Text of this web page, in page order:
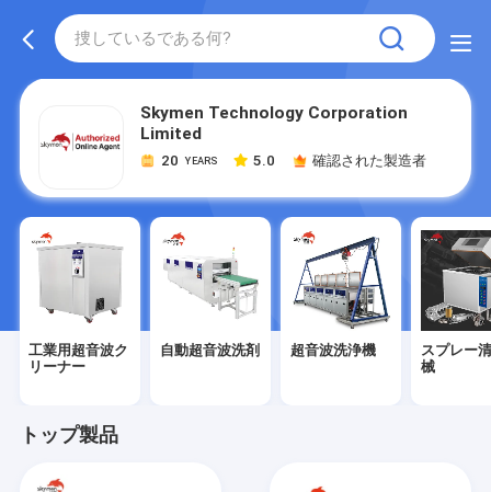
Skymen Technology Corporation
Limited
20 YEARS 5.0 確認された製造者
工業用超音波ク
リーナー
自動超音波洗剤 超音波洗浄機
スプレー
械
トップ製品